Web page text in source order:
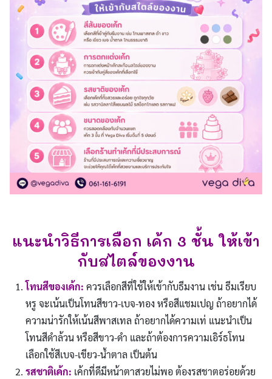
แนะนำวิธีการเลือก เค้ก 3 ชั้น ให้เข้า
กับสไตล์ของงาน
โทนสีของเค้ก: ควรเลือกสีที่ใช้ให้เข้ากับธีมงาน เช่น ธีมเรียบ
หรู จะเน้นเป็นโทนสีขาว-เบจ-ทอง หรือสีแชมเปญ ถ้าอยากได้
ความน่ารักให้เน้นสีพาสเทล ถ้าอยากได้ความเท่ แนะนำเป็น
โทนสีดำล้วน หรือสีขาว-ดำ และถ้าต้องการความเอิร์ธโทน
เลือกใช้สีเบจ-เขียว-น้ำตาล เป็นต้น
รสชาติเค้ก: เค้กที่ดีมีหน้าตาสวยไม่พอ ต้องรสชาตอร่อยด้วย